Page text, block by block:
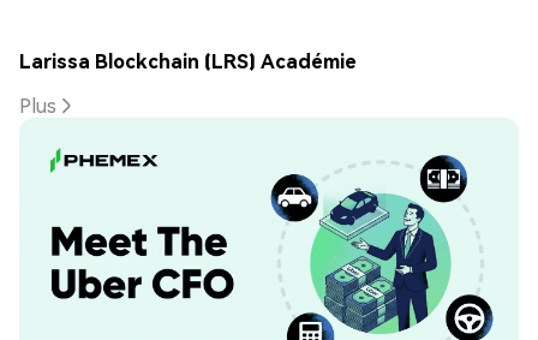
Larissa Blockchain (LRS) Académie
Plus